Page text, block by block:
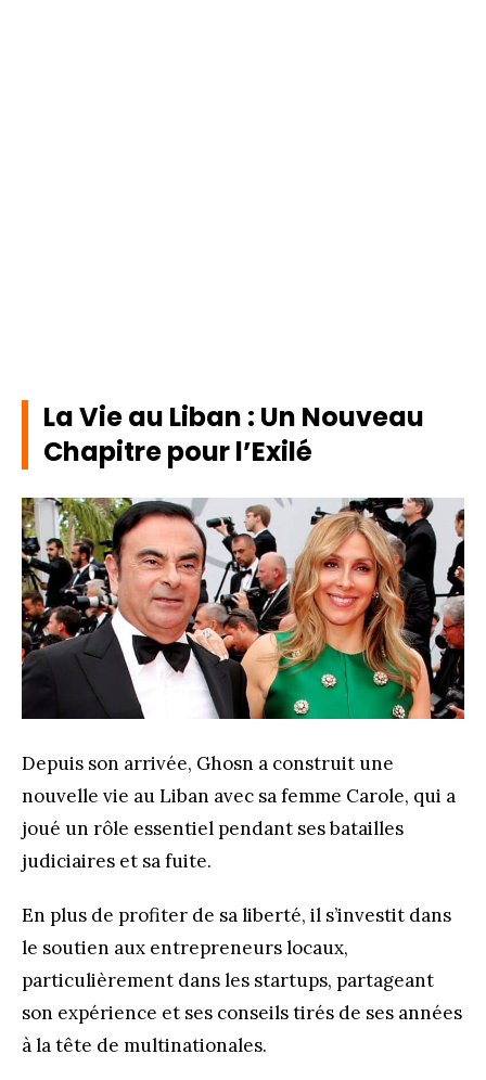
La Vie au Liban : Un Nouveau
Chapitre pour l’Exilé
Depuis son arrivée, Ghosn a construit une
nouvelle vie au Liban avec sa femme Carole, qui a
joué un rôle essentiel pendant ses batailles
judiciaires et sa fuite.
En plus de profiter de sa liberté, il s’investit dans
le soutien aux entrepreneurs locaux,
particulièrement dans les startups, partageant
son expérience et ses conseils tirés de ses années
à la tête de multinationales​.